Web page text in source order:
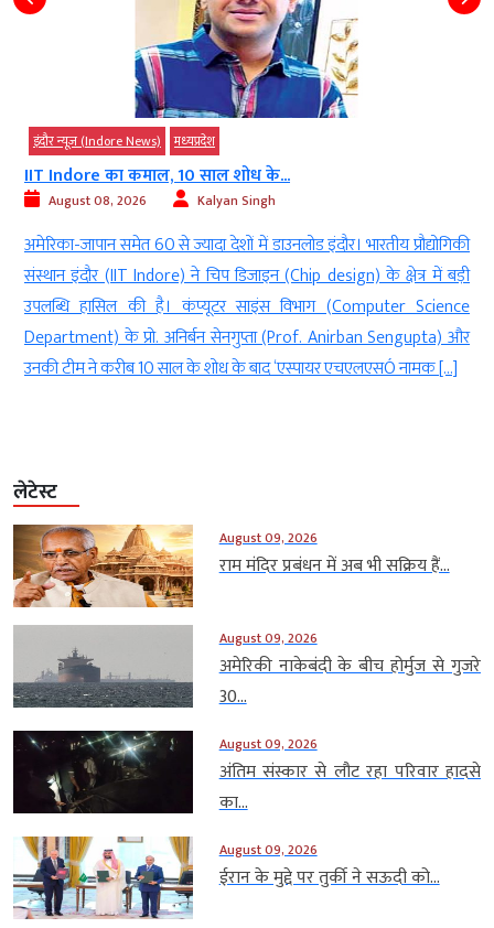
इंदौर न्यूज़ (Indore News) मध्‍यप्रदेश
IIT Indore का कमाल, 10 साल शोध के...
August 08, 2026 Kalyan Singh
अमेरिका-जापान समेत 60 से ज्यादा देशों में डाउनलोड इंदौर। भारतीय प्रौद्योगिकी
संस्थान इंदौर (IIT Indore) ने चिप डिजाइन (Chip design) के क्षेत्र में बड़ी
उपलब्धि हासिल की है। कंप्यूटर साइंस विभाग (Computer Science
Department) के प्रो. अनिर्बन सेनगुप्ता (Prof. Anirban Sengupta) और
उनकी टीम ने करीब 10 साल के शोध के बाद ‘एस्पायर एचएलएसÓ नामक […]
लेटेस्ट
August 09, 2026
राम मंदिर प्रबंधन में अब भी सक्रिय हैं...
August 09, 2026
अमेरिकी नाकेबंदी के बीच होर्मुज से गुजरे
30...
August 09, 2026
अंतिम संस्कार से लौट रहा परिवार हादसे
का...
August 09, 2026
ईरान के मुद्दे पर तुर्की ने सऊदी को...